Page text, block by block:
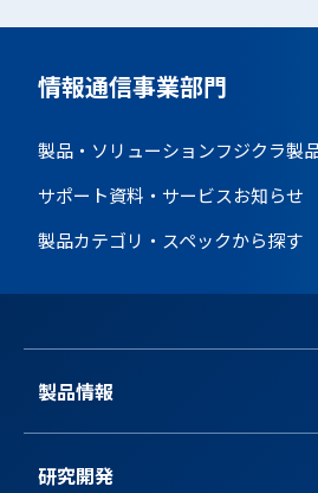
情報通信事業部門
製品・ソリューションフジクラ製
サポート資料・サービスお知らせ
製品カテゴリ・スペックから探す
製品情報
研究開発